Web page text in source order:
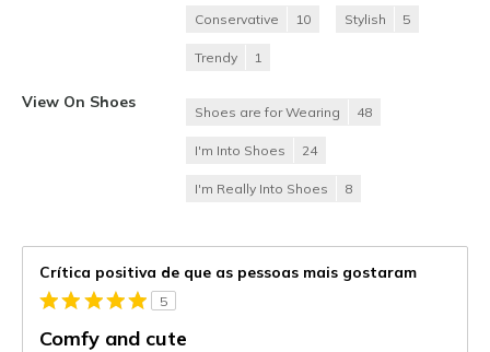
Conservative 10 Stylish 5
Trendy 1
View On Shoes
Shoes are for Wearing 48
I'm Into Shoes 24
I'm Really Into Shoes 8
Crítica positiva de que as pessoas mais gostaram
5
Comfy and cute